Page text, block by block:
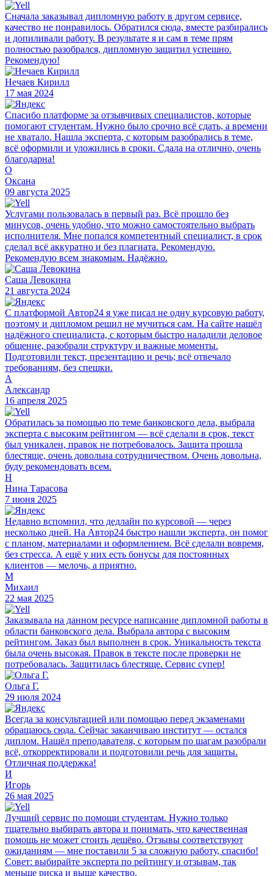
Сначала заказывал дипломную работу в другом сервисе,
качество не понравилось. Обратился сюда, вместе разбирались
и допиливали работу. В результате я и сам в теме прям
полностью разобрался, дипломную защитил успешно.
Рекомендую!
Нечаев Кирилл
17 мая 2024
Спасибо платформе за отзывчивых специалистов, которые
помогают студентам. Нужно было срочно всё сдать, а времени
не хватало. Нашла эксперта, с которым разобрались в теме,
всё оформили и уложились в сроки. Сдала на отлично, очень
благодарна!
О
Оксана
09 августа 2025
Услугами пользовалась в первый раз. Всё прошло без
минусов, очень удобно, что можно самостоятельно выбрать
исполнителя. Мне попался компетентный специалист, в срок
сделал всё аккуратно и без плагиата. Рекомендую.
Рекомендую всем знакомым. Надёжно.
Саша Левокина
21 августа 2024
С платформой Автор24 я уже писал не одну курсовую работу,
поэтому и дипломом решил не мучиться сам. На сайте нашёл
надёжного специалиста, с которым быстро наладили деловое
общение, разобрали структуру и важные моменты.
Подготовили текст, презентацию и речь; всё отвечало
требованиям, без спешки.
А
Александр
16 апреля 2025
Обратилась за помощью по теме банковского дела, выбрала
эксперта с высоким рейтингом — всё сделали в срок, текст
был уникален, правок не потребовалось. Защита прошла
блестяще, очень довольна сотрудничеством. Очень довольна,
буду рекомендовать всем.
Н
Нина Тарасова
7 июня 2025
Недавно вспомнил, что дедлайн по курсовой — через
несколько дней. На Автор24 быстро нашли эксперта, он помог
с планом, материалами и оформлением. Всё сделали вовремя,
без стресса. А ещё у них есть бонусы для постоянных
клиентов — мелочь, а приятно.
М
Михаил
22 мая 2025
Заказывала на данном ресурсе написание дипломной работы в
области банковского дела. Выбрала автора с высоким
рейтингом. Заказ был выполнен в срок. Уникальность текста
была очень высокая. Правок в тексте после проверки не
потребовалась. Защитилась блестяще. Сервис супер!
Ольга Г.
29 июля 2024
Всегда за консультацией или помощью перед экзаменами
обращаюсь сюда. Сейчас заканчиваю институт — остался
диплом. Нашёл преподавателя, с которым по шагам разобрали
всё, откорректировали и подготовили речь для защиты.
Отличная поддержка!
И
Игорь
26 мая 2025
Лучший сервис по помощи студентам. Нужно только
тщательно выбирать автора и понимать, что качественная
помощь не может стоить дешёво. Отзывы соответствуют
ожиданиям — мне поставили 5 за сложную работу, спасибо!
Совет: выбирайте эксперта по рейтингу и отзывам, так
меньше риска и выше качество.